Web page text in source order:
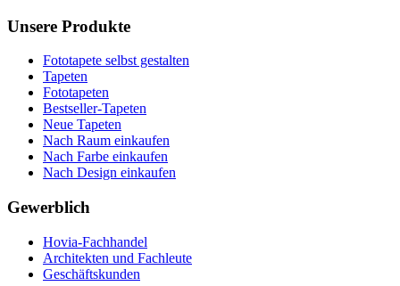
Unsere Produkte
Fototapete selbst gestalten
Tapeten
Fototapeten
Bestseller-Tapeten
Neue Tapeten
Nach Raum einkaufen
Nach Farbe einkaufen
Nach Design einkaufen
Gewerblich
Hovia-Fachhandel
Architekten und Fachleute
Geschäftskunden